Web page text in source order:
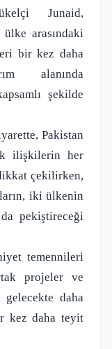
Junaid,
arasındaki
bir kez daha
alanında
şekilde
Pakistan
ilişkilerin her
çekilirken,
iki ülkenin
pekiştireceği
temennileri
projeler ve
gelecekte daha
kez daha teyit